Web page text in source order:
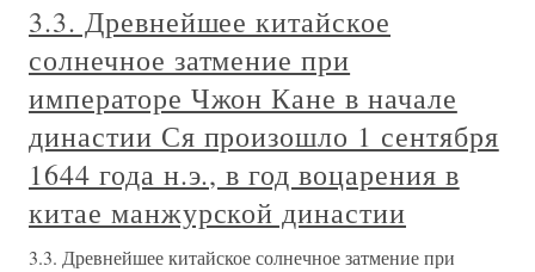
3.3. Древнейшее китайское
солнечное затмение при
императоре Чжон Кане в начале
династии Ся произошло 1 сентября
1644 года н.э., в год воцарения в
китае манжурской династии
3.3. Древнейшее китайское солнечное затмение при